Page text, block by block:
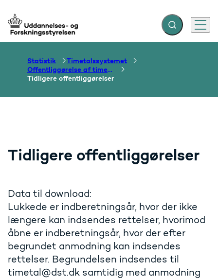
Gå til forsiden Fold søgefelt ud
Menu
Statistik
Timetalssystemet
Offentliggørelse af timetal
Tidligere offentliggørelser
Tidligere offentliggørelser
Data til download:
Lukkede er indberetningsår, hvor der ikke
længere kan indsendes rettelser, hvorimod
åbne er indberetningsår, hvor der efter
begrundet anmodning kan indsendes
rettelser. Begrundelsen indsendes til
timetal@dst.dk samtidig med anmodning